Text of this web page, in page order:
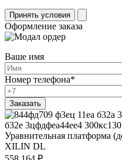
Принять условия
Оформление заказа
Ваше имя
Номер телефона*
Уравнительная платформа
XILIN DL